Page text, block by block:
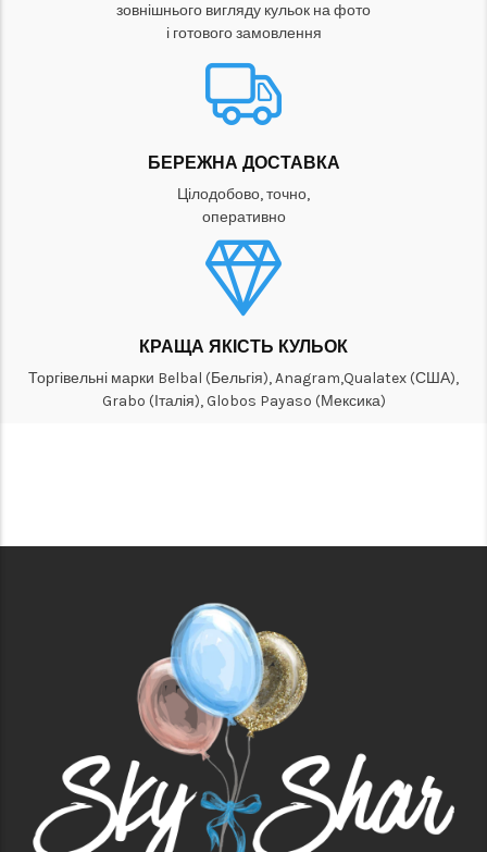
зовнішнього вигляду кульок на фото
і готового замовлення
БЕРЕЖНА ДОСТАВКА
Цілодобово, точно,
оперативно
КРАЩА ЯКІСТЬ КУЛЬОК
Торгівельні марки Belbal (Бельгія), Anagram,Qualatex (США),
Grabo (Італія), Globos Payaso (Мексика)